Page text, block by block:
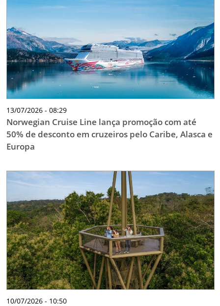
13/07/2026 - 08:29
Norwegian Cruise Line lança promoção com até
50% de desconto em cruzeiros pelo Caribe, Alasca e
Europa
10/07/2026 - 10:50